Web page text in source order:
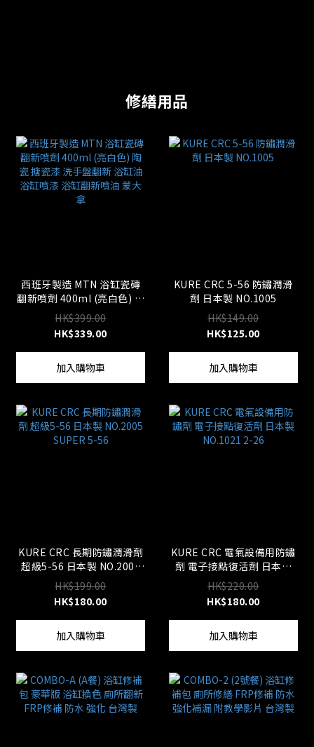
修繕用品
西班牙製造 MTN 浴缸瓷磚
翻新噴劑 400ml (亮白色) 陶
瓷 搪瓷漆 洗手盤翻新 浴缸
油 浴缸噴漆 浴缸翻新噴油
蒙大拿
HK$399.00
HK$339.00
加入購物車
KURE CRC 5-56 防鏽潤滑
劑 日本製 NO.1005
HK$149.00
HK$125.00
加入購物車
KURE CRC 長期防鏽潤滑劑
超級5-56 日本製 NO.2005
SUPER 5-56
HK$199.00
HK$180.00
加入購物車
KURE CRC 電氣設備用防鏽
劑 電子接點復活劑 日本製
NO.1021 2-26
HK$220.00
HK$180.00
加入購物車